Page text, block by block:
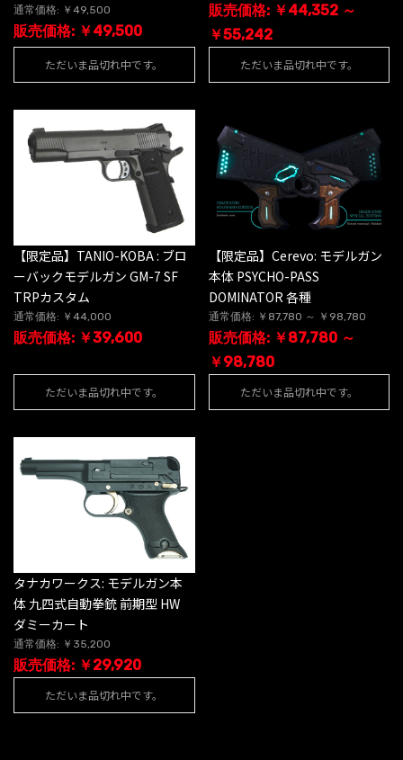
通常価格: ￥49,500
販売価格: ￥49,500
ただいま品切れ中です。
販売価格: ￥44,352 ～
￥55,242
ただいま品切れ中です。
【限定品】TANIO-KOBA : ブロ
ーバックモデルガン GM-7 SF
TRPカスタム
通常価格: ￥44,000
販売価格: ￥39,600
ただいま品切れ中です。
【限定品】Cerevo: モデルガン
本体 PSYCHO-PASS
DOMINATOR 各種
通常価格: ￥87,780 ～ ￥98,780
販売価格: ￥87,780 ～
￥98,780
ただいま品切れ中です。
タナカワークス: モデルガン本
体 九四式自動拳銃 前期型 HW
ダミーカート
通常価格: ￥35,200
販売価格: ￥29,920
ただいま品切れ中です。